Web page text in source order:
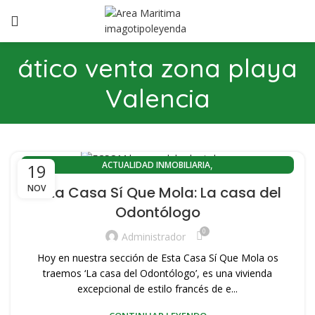
ático venta zona playa
Valencia
19
NOV
ACTUALIDAD INMOBILIARIA,
ACTUALIDAD INMOBILIARIA PLAYA LA MALVARROSA ,
ACTUALIDAD PORT SAPLAYA,ÁTICO EN VENTA
ÁTICO VENTA ZONA PLAYA VALENCIA,CABANYAL CANYAMELAR
COMPRA PISOS PORT SAPLAYA ,COMPRA VIVIENDAS SAPLAYA
CONOZCA VALENCIA ,EL CABANYAL-CANYAMELAR,
EL CABANYAL-LLAMOSÍ,HERRAMIENTAS INMOBILIARIAS
Esta Casa Sí Que Mola: La casa del
Odontólogo
Administrador 0
Hoy en nuestra sección de Esta Casa Sí Que Mola os
traemos ‘La casa del Odontólogo’, es una vivienda
excepcional de estilo francés de e...